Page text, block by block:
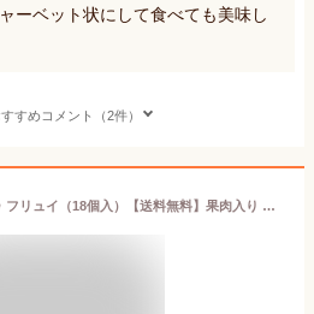
ーベット状にして食べても美味し
すめコメント（2件）
ダロワイヨ ジュレ ドゥ フリュイ（18個入）【送料無料】果肉入り プレゼント お菓子 ギフト 贈り物 内祝 お返し 御祝 御礼 快気祝 御見舞 フルーツ ゼリー スイーツ デザート 洋菓子 御中元 お盆 お供え 暑中 残暑見舞い 有名 お取り寄せ 差し入れ 手土産 人気 個包装